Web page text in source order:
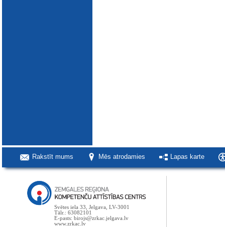
Rakstīt mums Mēs atrodamies Lapas karte
Svētes iela 33, Jelgava, LV-3001
Tālr.: 63082101
E-pasts: birojs@zrkac.jelgava.lv
www.zrkac.lv